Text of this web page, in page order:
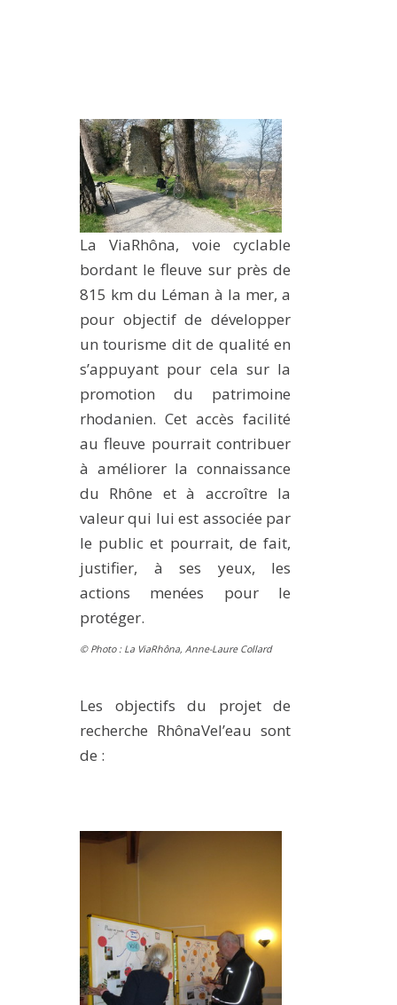
La ViaRhôna, voie cyclable
bordant le fleuve sur près de
815 km du Léman à la mer, a
pour objectif de développer
un tourisme dit de qualité en
s’appuyant pour cela sur la
promotion du patrimoine
rhodanien. Cet accès facilité
au fleuve pourrait contribuer
à améliorer la connaissance
du Rhône et à accroître la
valeur qui lui est associée par
le public et pourrait, de fait,
justifier, à ses yeux, les
actions menées pour le
protéger.
© Photo : La ViaRhôna, Anne-Laure Collard
Les objectifs du projet de
recherche RhônaVel’eau sont
de :